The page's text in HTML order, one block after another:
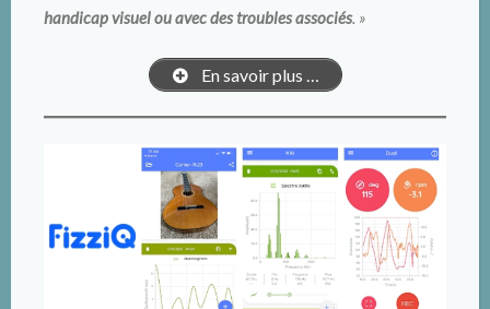
handicap visuel ou avec des troubles associés. »
En savoir plus …